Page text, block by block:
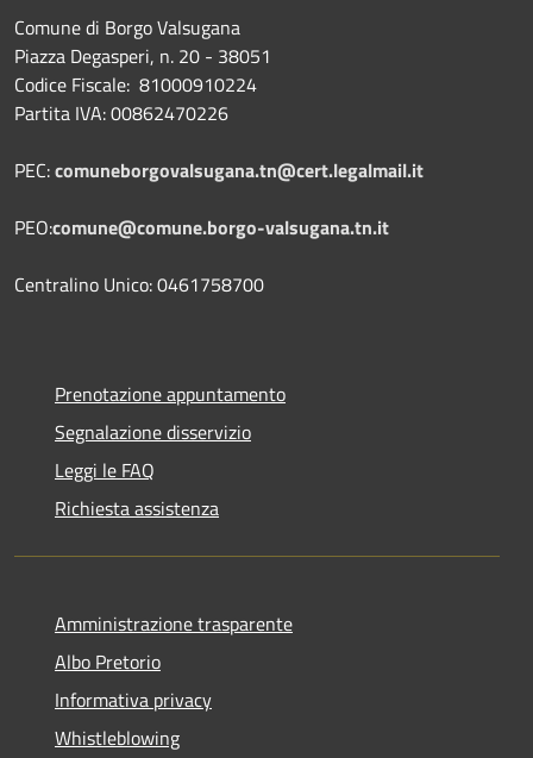
Comune di Borgo Valsugana
Piazza Degasperi, n. 20 - 38051
Codice Fiscale: 81000910224
Partita IVA: 00862470226
PEC:comuneborgovalsugana.tn@cert.legalmail.it
PEO:comune@comune.borgo-valsugana.tn.it
Centralino Unico: 0461758700
Prenotazione appuntamento
Segnalazione disservizio
Leggi le FAQ
Richiesta assistenza
Amministrazione trasparente
Albo Pretorio
Informativa privacy
Whistleblowing